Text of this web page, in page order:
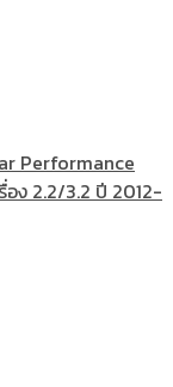
Performance
อง 2.2/3.2 ปี 2012-